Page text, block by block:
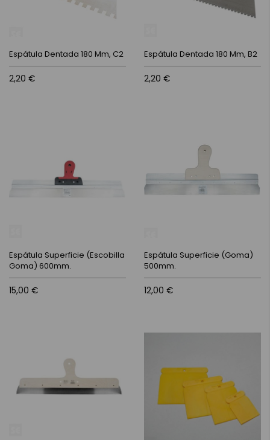
Espátula Dentada 180 Mm, C2
2,20 €
Espátula Dentada 180 Mm, B2
2,20 €
Espátula Superficie (Escobilla
Goma) 600mm.
15,00 €
Espátula Superficie (Goma)
500mm.
12,00 €